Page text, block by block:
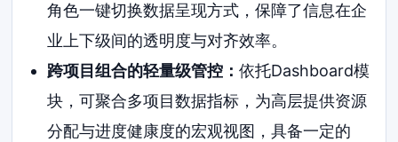
角色一键切换数据呈现方式，保障了信息在企
业上下级间的透明度与对齐效率。
跨项目组合的轻量级管控： 依托Dashboard模
块，可聚合多项目数据指标，为高层提供资源
分配与进度健康度的宏观视图，具备一定的